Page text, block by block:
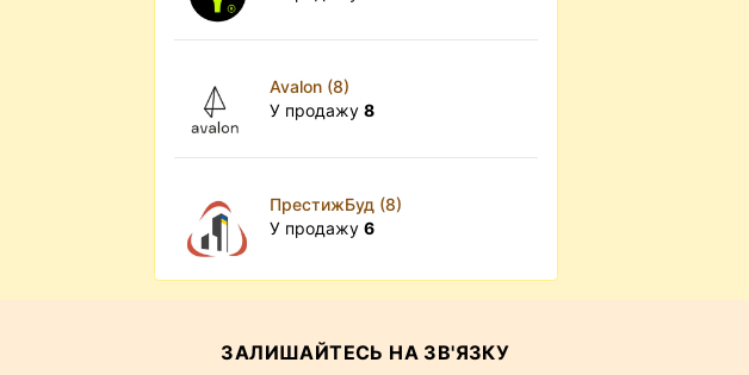
Avalon (8)
У продажу8
ПрестижБуд (8)
У продажу6
ЗАЛИШАЙТЕСЬ НА ЗВ'ЯЗКУ